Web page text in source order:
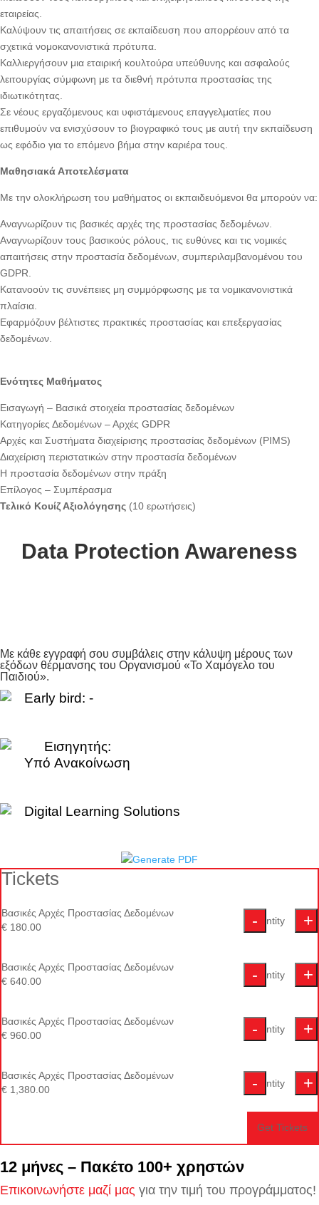
εταιρείας.
Καλύψουν τις απαιτήσεις σε εκπαίδευση που απορρέουν από τα
σχετικά νομοκανονιστικά πρότυπα.
Καλλιεργήσουν μια εταιρική κουλτούρα υπεύθυνης και ασφαλούς
λειτουργίας σύμφωνη με τα διεθνή πρότυπα προστασίας της
ιδιωτικότητας.
Σε νέους εργαζόμενους και υφιστάμενους επαγγελματίες που
επιθυμούν να ενισχύσουν το βιογραφικό τους με αυτή την εκπαίδευση
ως εφόδιο για το επόμενο βήμα στην καριέρα τους.
Μαθησιακά Αποτελέσματα
Με την ολοκλήρωση του μαθήματος οι εκπαιδευόμενοι θα μπορούν να:
Αναγνωρίζουν τις βασικές αρχές της προστασίας δεδομένων.
Αναγνωρίζουν τους βασικούς ρόλους, τις ευθύνες και τις νομικές
απαιτήσεις στην προστασία δεδομένων, συμπεριλαμβανομένου του
GDPR.
Κατανοούν τις συνέπειες μη συμμόρφωσης με τα νομικανονιστικά
πλαίσια.
Εφαρμόζουν βέλτιστες πρακτικές προστασίας και επεξεργασίας
δεδομένων.
Ενότητες Μαθήματος
Εισαγωγή – Βασικά στοιχεία προστασίας δεδομένων
Κατηγορίες Δεδομένων – Αρχές GDPR
Αρχές και Συστήματα διαχείρισης προστασίας δεδομένων (PIMS)
Διαχείριση περιστατικών στην προστασία δεδομένων
Η προστασία δεδομένων στην πράξη
Επίλογος – Συμπέρασμα
Τελικό Κουίζ Αξιολόγησης (10 ερωτήσεις)
Data Protection Awareness
Με κάθε εγγραφή σου συμβάλεις στην κάλυψη μέρους των
εξόδων θέρμανσης του Οργανισμού «Το Χαμόγελο του
Παιδιού».
Early bird: -
Εισηγητής:
Yπό Aνακοίνωση
Digital Learning Solutions
Tickets
Βασικές Αρχές Προστασίας Δεδομένων
€ 180.00
quantity
for
Αρχές
-
Quantity +
Βασικές Αρχές Προστασίας Δεδομένων
€ 640.00
quantity
for
Αρχές
-
Quantity +
Βασικές Αρχές Προστασίας Δεδομένων
€ 960.00
quantity
for
Βασικές
Αρχές
-
Quantity +
Βασικές Αρχές Προστασίας Δεδομένων
€ 1,380.00
quantity
for
Αρχές
-
Quantity +
Get Tickets
12 μήνες – Πακέτο 100+ χρηστών
Επικοινωνήστε μαζί μας για την τιμή του προγράμματος!